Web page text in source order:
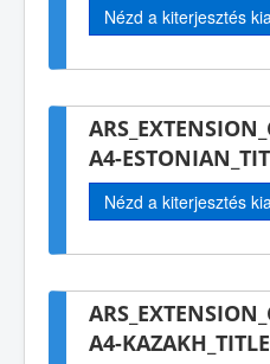
Nézd a kiterjesztés
A4-
Nézd a kiterjesztés
A4-KAZAKH_TITLE